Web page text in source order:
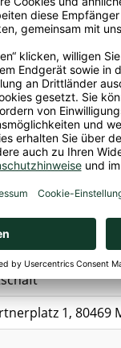
Bourbon
Anbau
1, 80469